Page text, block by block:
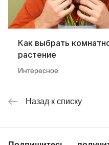
Как выбрать
растение
Интересное
Назад к списку